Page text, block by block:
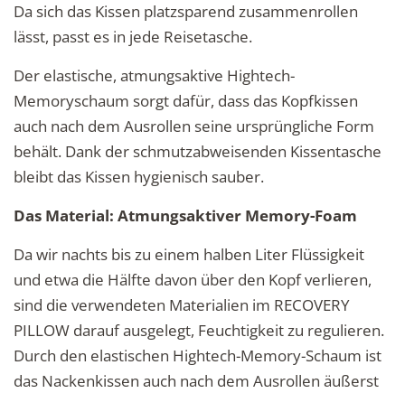
Da sich das Kissen platzsparend zusammenrollen
lässt, passt es in jede Reisetasche.
Der elastische, atmungsaktive Hightech-
Memoryschaum sorgt dafür, dass das Kopfkissen
auch nach dem Ausrollen seine ursprüngliche Form
behält. Dank der schmutzabweisenden Kissentasche
bleibt das Kissen hygienisch sauber.
Das Material: Atmungsaktiver Memory-Foam
Da wir nachts bis zu einem halben Liter Flüssigkeit
und etwa die Hälfte davon über den Kopf verlieren,
sind die verwendeten Materialien im RECOVERY
PILLOW darauf ausgelegt, Feuchtigkeit zu regulieren.
Durch den elastischen Hightech-Memory-Schaum ist
das Nackenkissen auch nach dem Ausrollen äußerst